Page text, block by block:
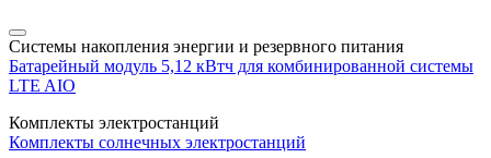
Системы накопления энергии и резервного питания
Батарейный модуль 5,12 кВтч для комбинированной системы
LTE AIO
Комплекты электростанций
Комплекты солнечных электростанций